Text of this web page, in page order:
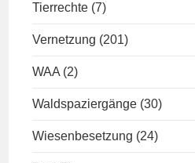
Tierrechte (7)
Vernetzung (201)
WAA (2)
Waldspaziergänge (30)
Wiesenbesetzung (24)